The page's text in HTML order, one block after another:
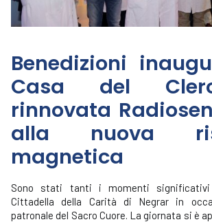
Benedizioni
Casa del
rinnovata
alla nuova
magnetica
Sono stati tanti i momenti
Cittadella della Carità di Negrar in
patronale del Sacro Cuore. La giornata si è